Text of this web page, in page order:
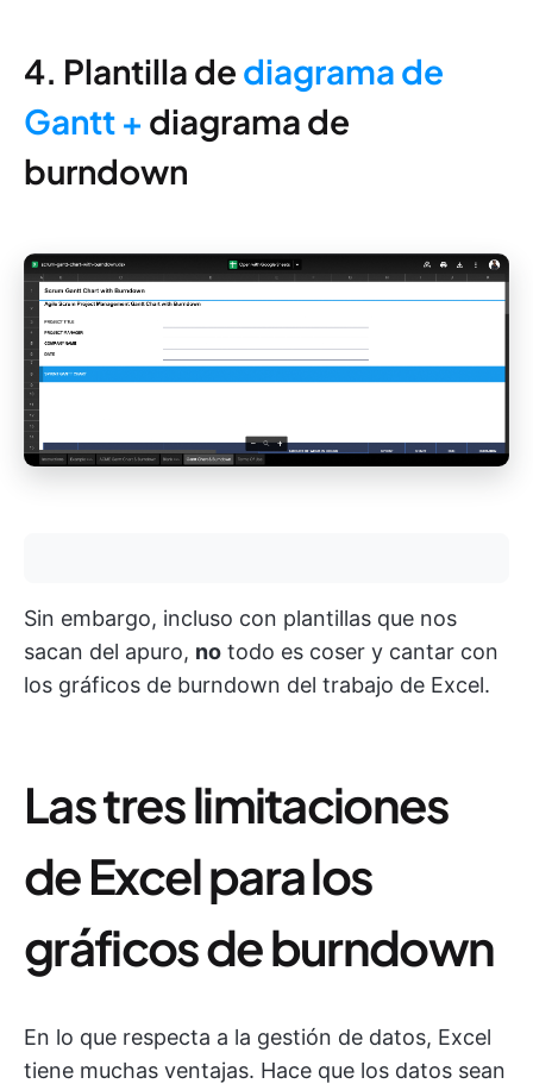
4. Plantilla de diagrama de
Gantt + diagrama de
burndown
Sin embargo, incluso con plantillas que nos
sacan del apuro, no todo es coser y cantar con
los gráficos de burndown del trabajo de Excel.
Las tres limitaciones
de Excel para los
gráficos de burndown
En lo que respecta a la gestión de datos, Excel
tiene muchas ventajas. Hace que los datos sean